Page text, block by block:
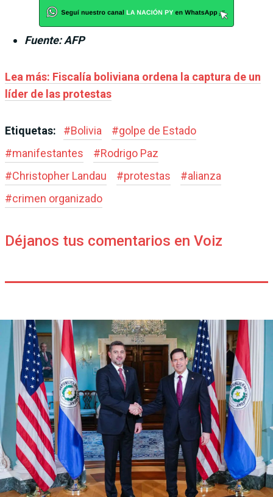
Fuente: AFP
Lea más: Fiscalía boliviana ordena la captura de un
líder de las protestas
Etiquetas: #Bolivia #golpe de Estado
#manifestantes #Rodrigo Paz
#Christopher Landau #protestas #alianza
#crimen organizado
Déjanos tus comentarios en Voiz